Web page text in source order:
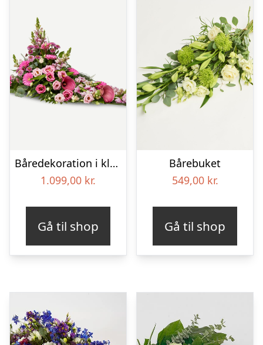
Båredekoration i klassisk stil – pink
1.099,00 kr.
Gå til shop
Bårebuket
549,00 kr.
Gå til shop